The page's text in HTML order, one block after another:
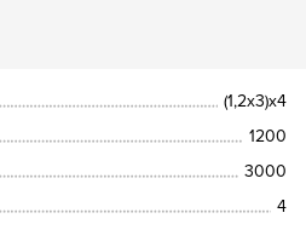
(1,2х3)х4
1200
3000
4